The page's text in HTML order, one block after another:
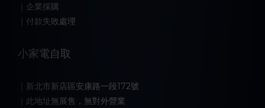
｜企業採購
｜付款失敗處理
小家電自取
｜新北市新店區安康路一段172號
｜此地址無展售，無對外營業